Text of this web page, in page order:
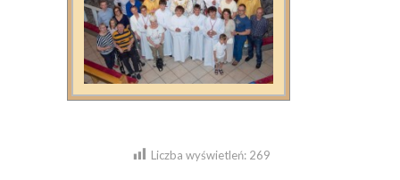
Liczba wyświetleń: 269